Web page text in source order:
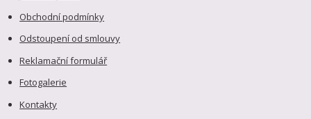
Obchodní podmínky
Odstoupení od smlouvy
Reklamační formulář
Fotogalerie
Kontakty